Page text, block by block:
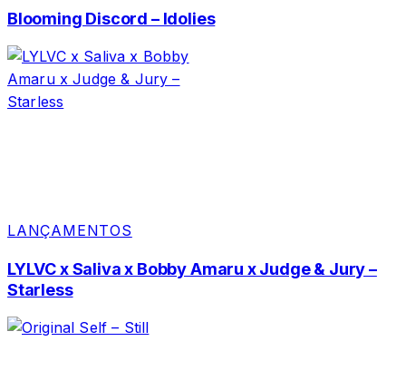
Blooming Discord – Idolies
LANÇAMENTOS
LYLVC x Saliva x Bobby Amaru x Judge & Jury –
Starless